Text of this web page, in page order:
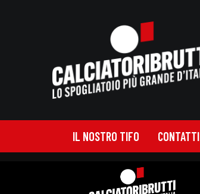
IL NOSTRO TIFO CONTATTI